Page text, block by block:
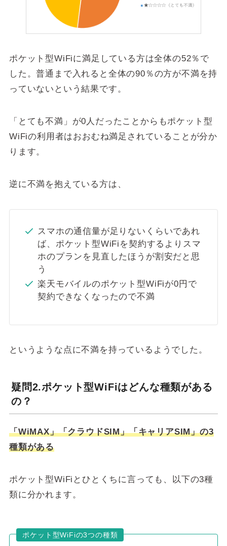
ポケット型WiFiに満足している方は全体の52％で
した。普通まで入れると 全体の90％の方が不満を持
っていない という結果です。
「とても不満」が0人だった ことからもポケット型
WiFiの利用者はおおむね満足されていることが分か
ります。
逆に不満を抱えている方は、
スマホの通信量が足りないくらいであれ
ば、ポケット型WiFiを契約するよりスマ
ホのプランを見直したほうが割安だと思
う
楽天モバイルのポケット型WiFiが0円で
契約できなくなったので不満
というような点に不満を持っているようでした。
疑問2.ポケット型WiFiはどんな種類がある
の？
「WiMAX」「クラウドSIM」「キャリアSIM」の3
種類がある
ポケット型WiFiとひとくちに言っても、以下の3種
類に分かれます。
ポケット型WiFiの3つの種類